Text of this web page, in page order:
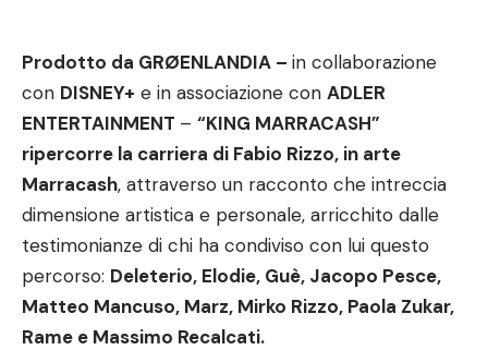
Prodotto da GRØENLANDIA – in collaborazione
con DISNEY+ e in associazione con ADLER
ENTERTAINMENT – “KING MARRACASH”
ripercorre la carriera di Fabio Rizzo, in arte
Marracash, attraverso un racconto che intreccia
dimensione artistica e personale, arricchito dalle
testimonianze di chi ha condiviso con lui questo
percorso: Deleterio, Elodie, Guè, Jacopo Pesce,
Matteo Mancuso, Marz, Mirko Rizzo, Paola Zukar,
Rame e Massimo Recalcati.